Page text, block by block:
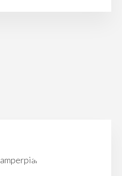
Otros viajes y destinos